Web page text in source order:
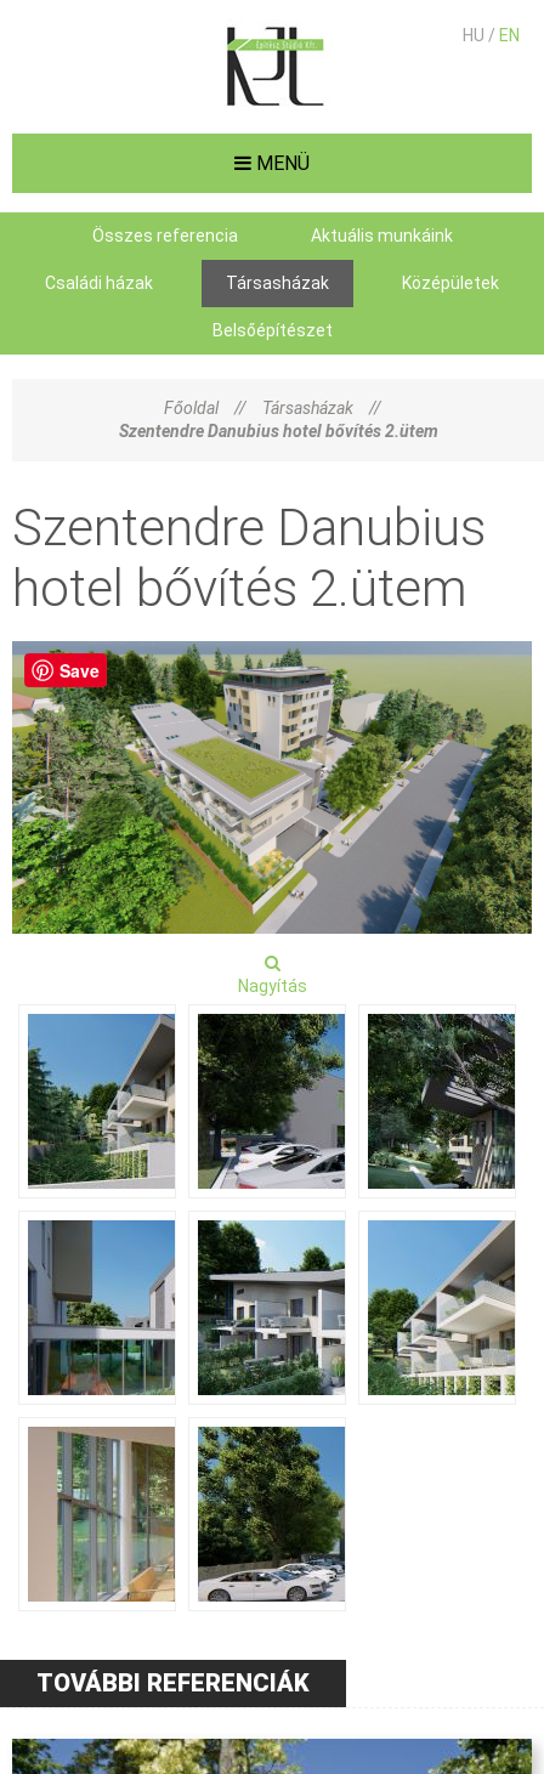
MENÜ
HU / EN
Összes referencia Aktuális munkáink
Családi házak Társasházak Középületek
Belsőépítészet
Főoldal // Társasházak
//
Szentendre Danubius hotel bővítés 2.ütem
Szentendre Danubius
hotel bővítés 2.ütem
Save
Nagyítás
TOVÁBBI REFERENCIÁK